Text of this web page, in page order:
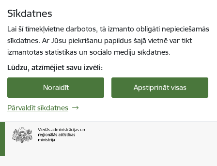
Sīkdatnes
Lai šī tīmekļvietne darbotos, tā izmanto obligāti nepieciešamās
sīkdatnes. Ar Jūsu piekrišanu papildus šajā vietnē var tikt
izmantotas statistikas un sociālo mediju sīkdatnes.
Lūdzu, atzīmējiet savu izvēli:
Noraidīt Apstiprināt visas
Pārvaldīt sīkdatnes